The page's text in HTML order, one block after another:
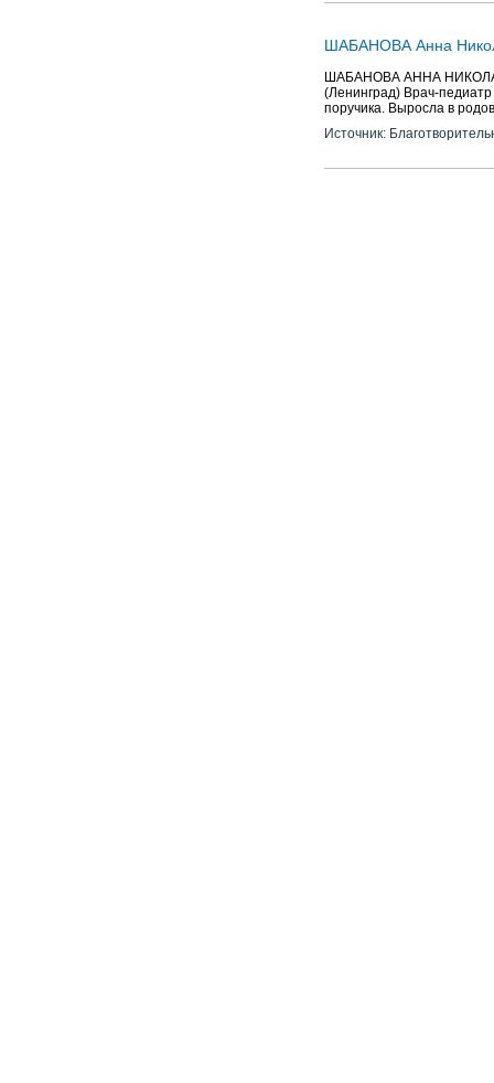
ШАБАНОВА Анна
ШАБАНОВА АННА
(Ленинград) Врач-
поручика. Выросла в
Источник: